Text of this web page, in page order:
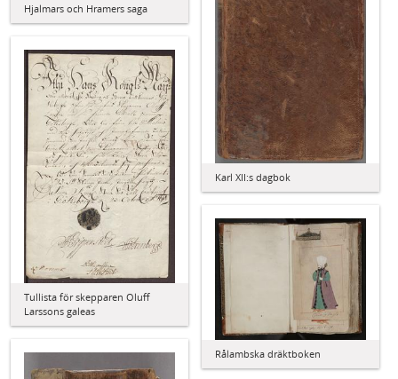
Hjalmars och Hramers saga
Karl XII:s dagbok
Tullista för skepparen Oluff
Larssons galeas
Rålambska dräktboken